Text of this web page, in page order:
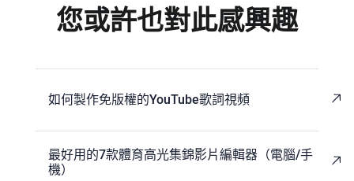
您或許也對此感興趣
如何製作免版權的YouTube歌詞視頻
最好用的7款體育高光集錦影片編輯器（電腦/手
機）